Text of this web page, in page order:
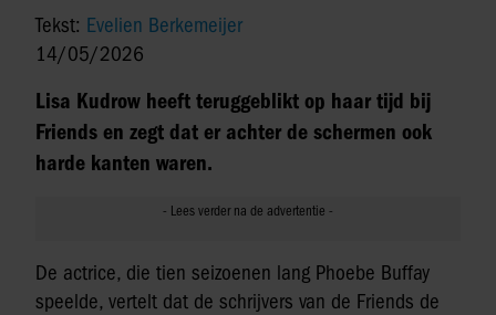
Tekst: Evelien Berkemeijer
14/05/2026
Lisa Kudrow heeft teruggeblikt op haar tijd bij
Friends en zegt dat er achter de schermen ook
harde kanten waren.
De actrice, die tien seizoenen lang Phoebe Buffay
speelde, vertelt dat de schrijvers van de Friends de